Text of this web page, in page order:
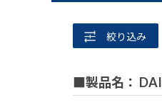
絞り込み
■製品名：